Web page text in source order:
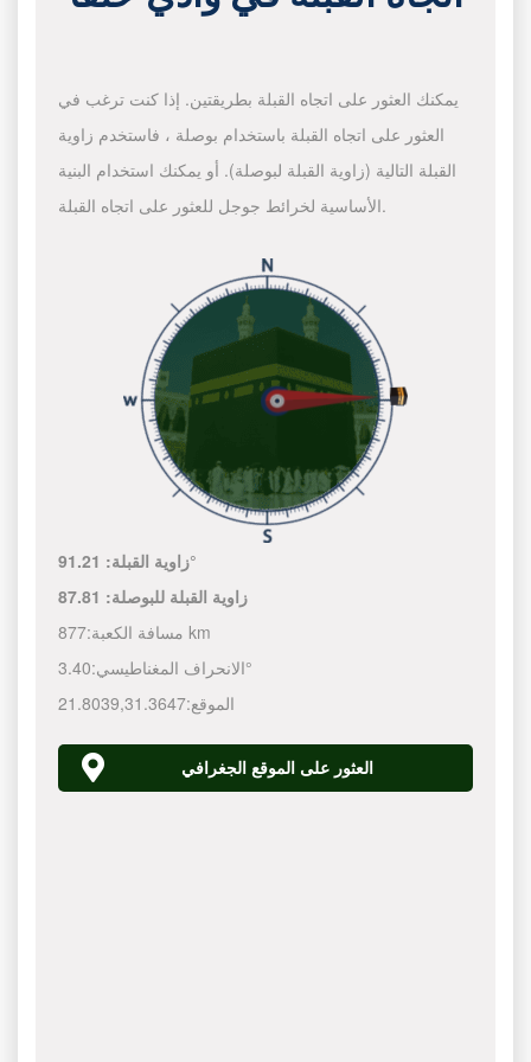
يمكنك العثور على اتجاه القبلة بطريقتين. إذا كنت ترغب في
العثور على اتجاه القبلة باستخدام بوصلة ، فاستخدم زاوية
القبلة التالية (زاوية القبلة لبوصلة). أو يمكنك استخدام البنية
الأساسية لخرائط جوجل للعثور على اتجاه القبلة.
زاوية القبلة:91.21°
زاوية القبلة للبوصلة: 87.81
مسافة الكعبة: 877 km
الانحراف المغناطيسي:3.40°
الموقع:
21.8039,31.3647
العثور على الموقع الجغرافي